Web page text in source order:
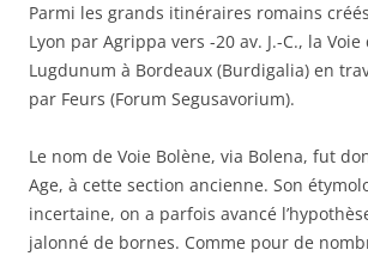
Parmi les grands itinéraires romains
Lyon par Agrippa vers -20 av. J.-C., la
Lugdunum à Bordeaux (Burdigalia) en
par Feurs (Forum Segusavorium).
Le nom de Voie Bolène, via Bolena, fut
Age, à cette section ancienne. Son
incertaine, on a parfois avancé
jalonné de bornes. Comme pour de